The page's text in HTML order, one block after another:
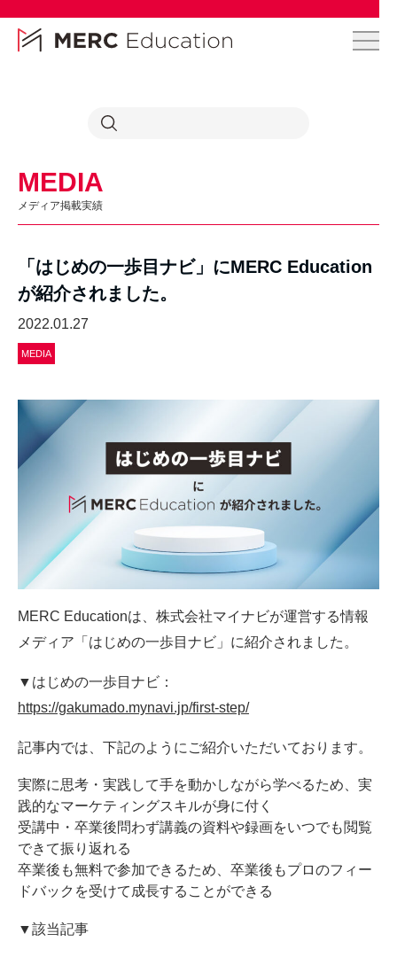
MEDIA
メディア掲載実績
「はじめの一歩目ナビ」にMERC Education
が紹介されました。
2022.01.27
MEDIA
MERC Educationは、株式会社マイナビが運営する情報
メディア「はじめの一歩目ナビ」に紹介されました。
▼はじめの一歩目ナビ：
https://gakumado.mynavi.jp/first-step/
記事内では、下記のようにご紹介いただいております。
実際に思考・実践して手を動かしながら学べるため、実
践的なマーケティングスキルが身に付く
受講中・卒業後問わず講義の資料や録画をいつでも閲覧
できて振り返れる
卒業後も無料で参加できるため、卒業後もプロのフィー
ドバックを受けて成長することができる
▼該当記事